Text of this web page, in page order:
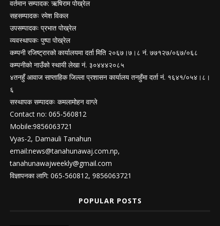
वर्तमान सम्पादक: ऋषिराम पोख्रेल
सहसम्पादकः रमेश विकल
उपसम्पादकः प्रभात पोख्रेल
व्यवस्थापकः पुष्पा पोख्रेल
कम्पनी रजिष्ट्रारको कार्यालयमा दर्ता मिति २०६७।७।८ नं. ७७१२७/०६७/०६८
कम्पनीको नाउँको स्थायी लेखा नं. ३०४४४२०८५
४तनहुँ आवाज साप्ताहिक जिल्ला प्रशासन कार्यालय तनहुँमा दर्ता नं. १६४१/०५४।८।
६
सस्थापक सम्पादकः कमलामोहन वाग्ले
Contact no: 065-560812
Mobile:9856063721
Vyas-2, Damauli Tanahun
email:news@tanahunawaj.com.np,
tanahunawajweekly@gmail.com
विज्ञापनका लागि: 065-560812, 9856063721
POPULAR POSTS